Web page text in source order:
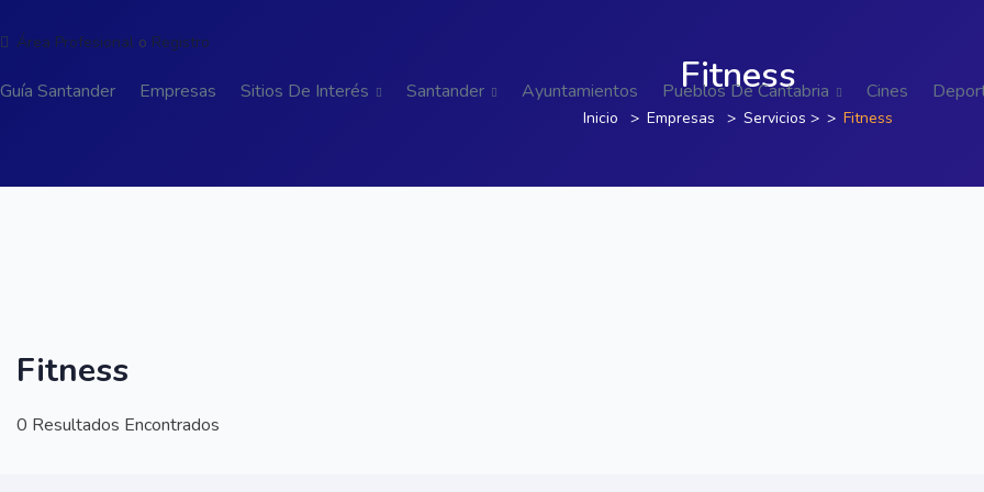
Área Profesional o Registro
Guía Santander Empresas Sitios De Interés Santander Ayuntamientos Pueblos De Cantabria Cines
Fitness
Inicio Empresas Servicios > Fitness
Fitness
0 Resultados Encontrados